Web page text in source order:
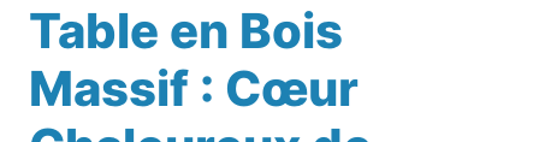
Table en Bois
Massif : Cœur